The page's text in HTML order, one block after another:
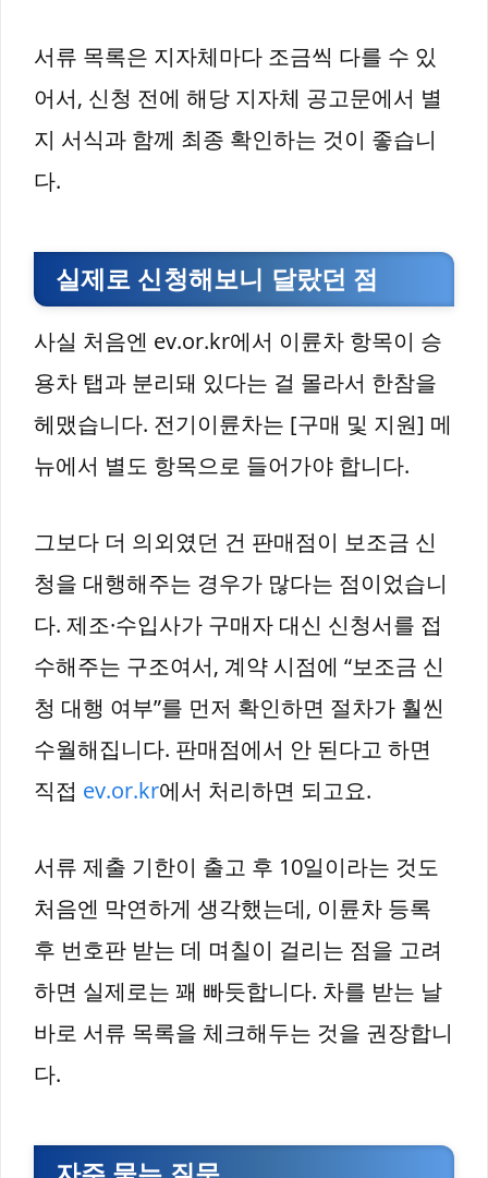
서류 목록은 지자체마다 조금씩 다를 수 있
어서, 신청 전에 해당 지자체 공고문에서 별
지 서식과 함께 최종 확인하는 것이 좋습니
다.
실제로 신청해보니 달랐던 점
사실 처음엔 ev.or.kr에서 이륜차 항목이 승
용차 탭과 분리돼 있다는 걸 몰라서 한참을
헤맸습니다. 전기이륜차는 [구매 및 지원] 메
뉴에서 별도 항목으로 들어가야 합니다.
그보다 더 의외였던 건 판매점이 보조금 신
청을 대행해주는 경우가 많다는 점이었습니
다. 제조·수입사가 구매자 대신 신청서를 접
수해주는 구조여서, 계약 시점에 “보조금 신
청 대행 여부”를 먼저 확인하면 절차가 훨씬
수월해집니다. 판매점에서 안 된다고 하면
직접 ev.or.kr에서 처리하면 되고요.
서류 제출 기한이 출고 후 10일이라는 것도
처음엔 막연하게 생각했는데, 이륜차 등록
후 번호판 받는 데 며칠이 걸리는 점을 고려
하면 실제로는 꽤 빠듯합니다. 차를 받는 날
바로 서류 목록을 체크해두는 것을 권장합니
다.